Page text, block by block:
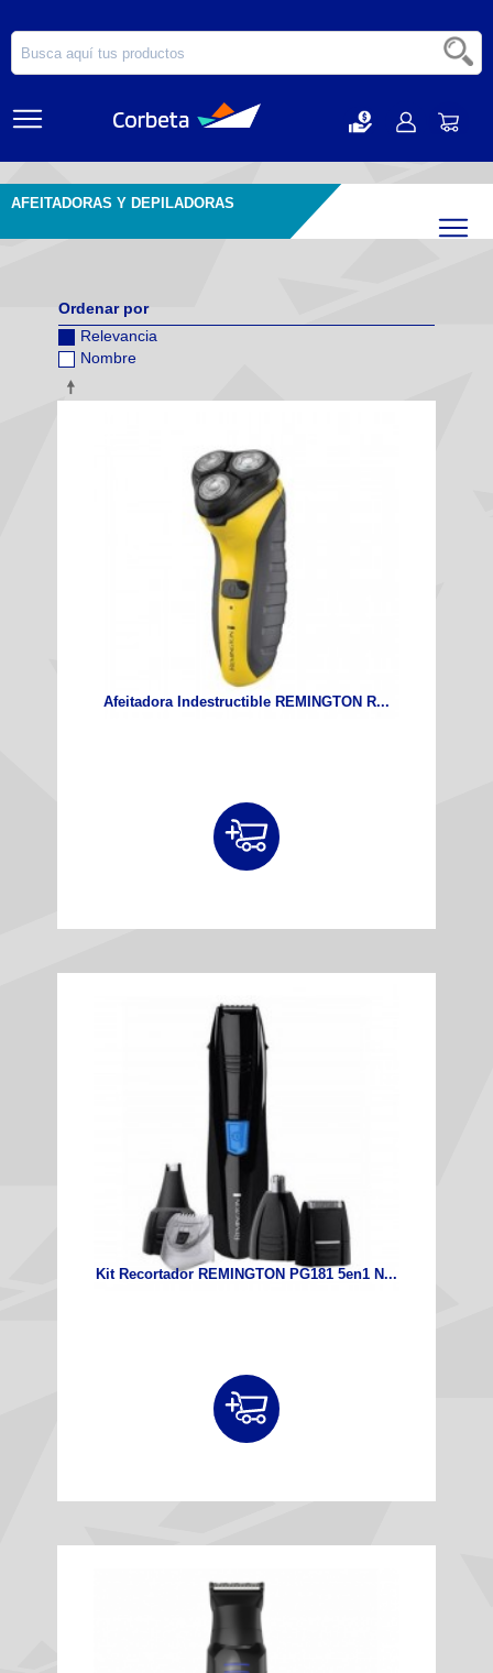
AFEITADORAS Y DEPILADORAS
Ordenar por
Relevancia
Nombre
Afeitadora Indestructible REMINGTON R...
Kit Recortador REMINGTON PG181 5en1 N...